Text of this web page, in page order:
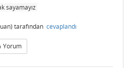
sayamayız
tarafından cevaplandı
Yorum